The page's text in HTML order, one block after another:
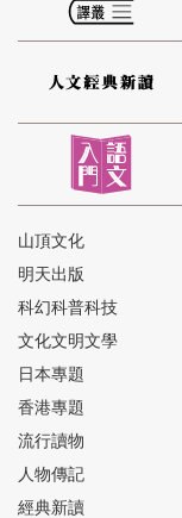
⑫
⑬
⑭
山頂文化
明天出版
科幻科普科技
文化文明文學
日本專題
香港專題
流行讀物
人物傳記
經典新讀